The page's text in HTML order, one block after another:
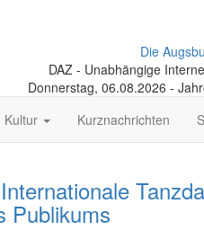
Die
DAZ - Unabhängige
Donnerstag, 06.08.2026 -
Kultur Kurznachrichten
Publikums